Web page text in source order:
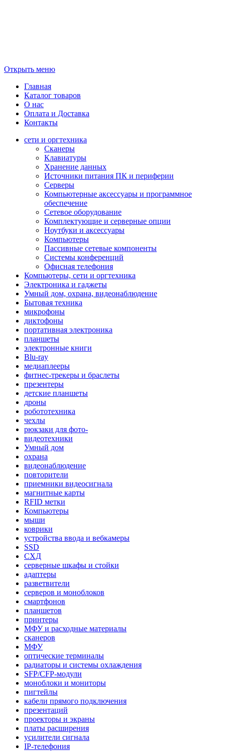
Открыть меню
Главная
Каталог товаров
О нас
Оплата и Доставка
Контакты
сети и оргтехника
Сканеры
Клавиатуры
Хранение данных
Источники питания ПК и периферии
Серверы
Компьютерные аксессуары и программное
обеспечение
Сетевое оборудование
Комплектующие и серверные опции
Ноутбуки и аксессуары
Компьютеры
Пассивные сетевые компоненты
Системы конференций
Офисная телефония
Компьютеры, сети и оргтехника
Электроника и гаджеты
Умный дом, охрана, видеонаблюдение
Бытовая техника
микрофоны
диктофоны
портативная электроника
планшеты
электронные книги
Blu-ray
медиаплееры
фитнес-трекеры и браслеты
презентеры
детские планшеты
дроны
робототехника
чехлы
рюкзаки для фото-
видеотехники
Умный дом
охрана
видеонаблюдение
повторители
приемники видеосигнала
магнитные карты
RFID метки
Компьютеры
мыши
коврики
устройства ввода и вебкамеры
SSD
СХД
серверные шкафы и стойки
адаптеры
разветвители
серверов и моноблоков
смартфонов
планшетов
принтеры
МФУ и расходные материалы
сканеров
МФУ
оптические терминалы
радиаторы и системы охлаждения
SFP/CFP-модули
моноблоки и мониторы
пигтейлы
кабели прямого подключения
презентаций
проекторы и экраны
платы расширения
усилители сигнала
IP-телефония